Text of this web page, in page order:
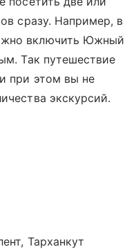
сразу. Например, в
включить Южный
Так путешествие
при этом вы не
экскурсий.
Тарханкут